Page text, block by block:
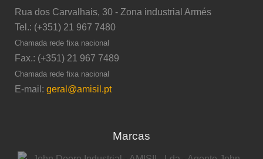
Rua dos Carvalhais, 30 - Zona industrial Armés
Tel.: (+351) 21 967 7480
Chamada rede fixa nacional
Fax.: (+351) 21 967 7489
Chamada rede fixa nacional
E-mail: geral@amisil.pt
Marcas